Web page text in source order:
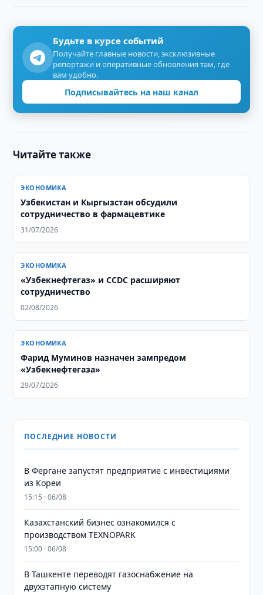
Будьте в курсе событий
Получайте главные новости, эксклюзивные
репортажи и оперативные обновления там, где
вам удобно.
Подписывайтесь на наш канал
Читайте также
ЭКОНОМИКА
Узбекистан и Кыргызстан обсудили
сотрудничество в фармацевтике
31/07/2026
ЭКОНОМИКА
«Узбекнефтегаз» и CCDC расширяют
сотрудничество
02/08/2026
ЭКОНОМИКА
Фарид Муминов назначен зампредом
«Узбекнефтегаза»
29/07/2026
ПОСЛЕДНИЕ НОВОСТИ
В Фергане запустят предприятие с инвестициями
из Кореи
15:15 · 06/08
Казахстанский бизнес ознакомился с
производством TEXNOPARK
15:00 · 06/08
В Ташкенте переводят газоснабжение на
двухэтапную систему